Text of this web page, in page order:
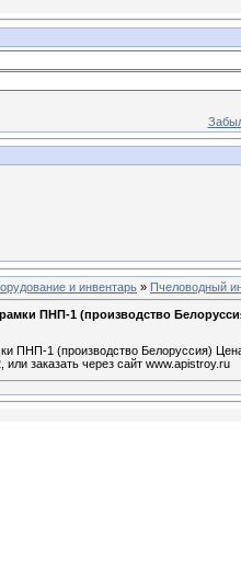
и инвентарь » Пчеловодный
ПНП-1 (производство
ПНП-1 (производство Белоруссия)
заказать через сайт www.apistroy.ru